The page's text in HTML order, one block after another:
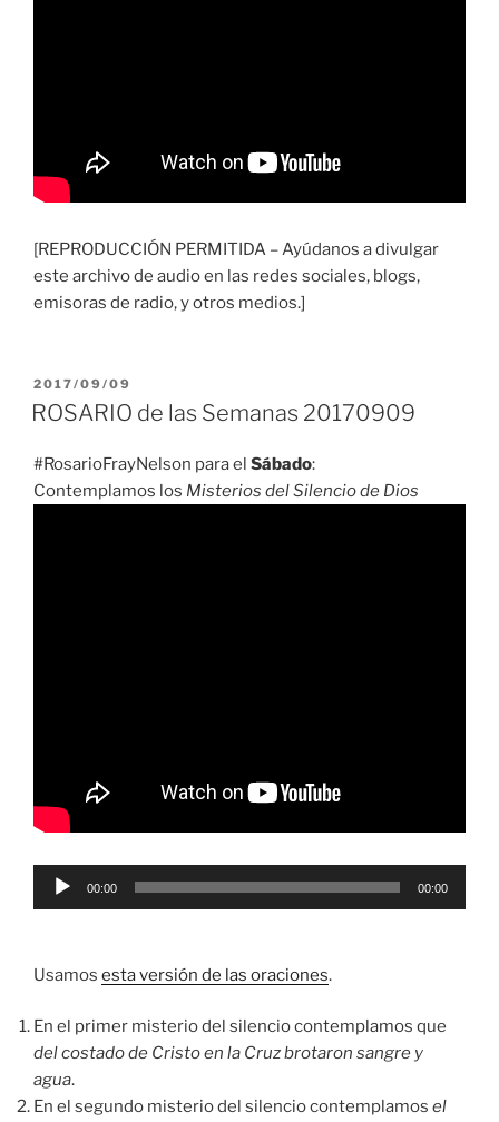
[REPRODUCCIÓN PERMITIDA – Ayúdanos a divulgar
este archivo de audio en las redes sociales, blogs,
emisoras de radio, y otros medios.]
PUBLICADO
EL
2017/09/09
ROSARIO de las Semanas 20170909
#RosarioFrayNelson para el Sábado:
Contemplamos los Misterios del Silencio de Dios
Reproductor
00:00 00:00
Usamos esta versión de las oraciones.
En el primer misterio del silencio contemplamos que
del costado de Cristo en la Cruz brotaron sangre y
agua.
En el segundo misterio del silencio contemplamos el